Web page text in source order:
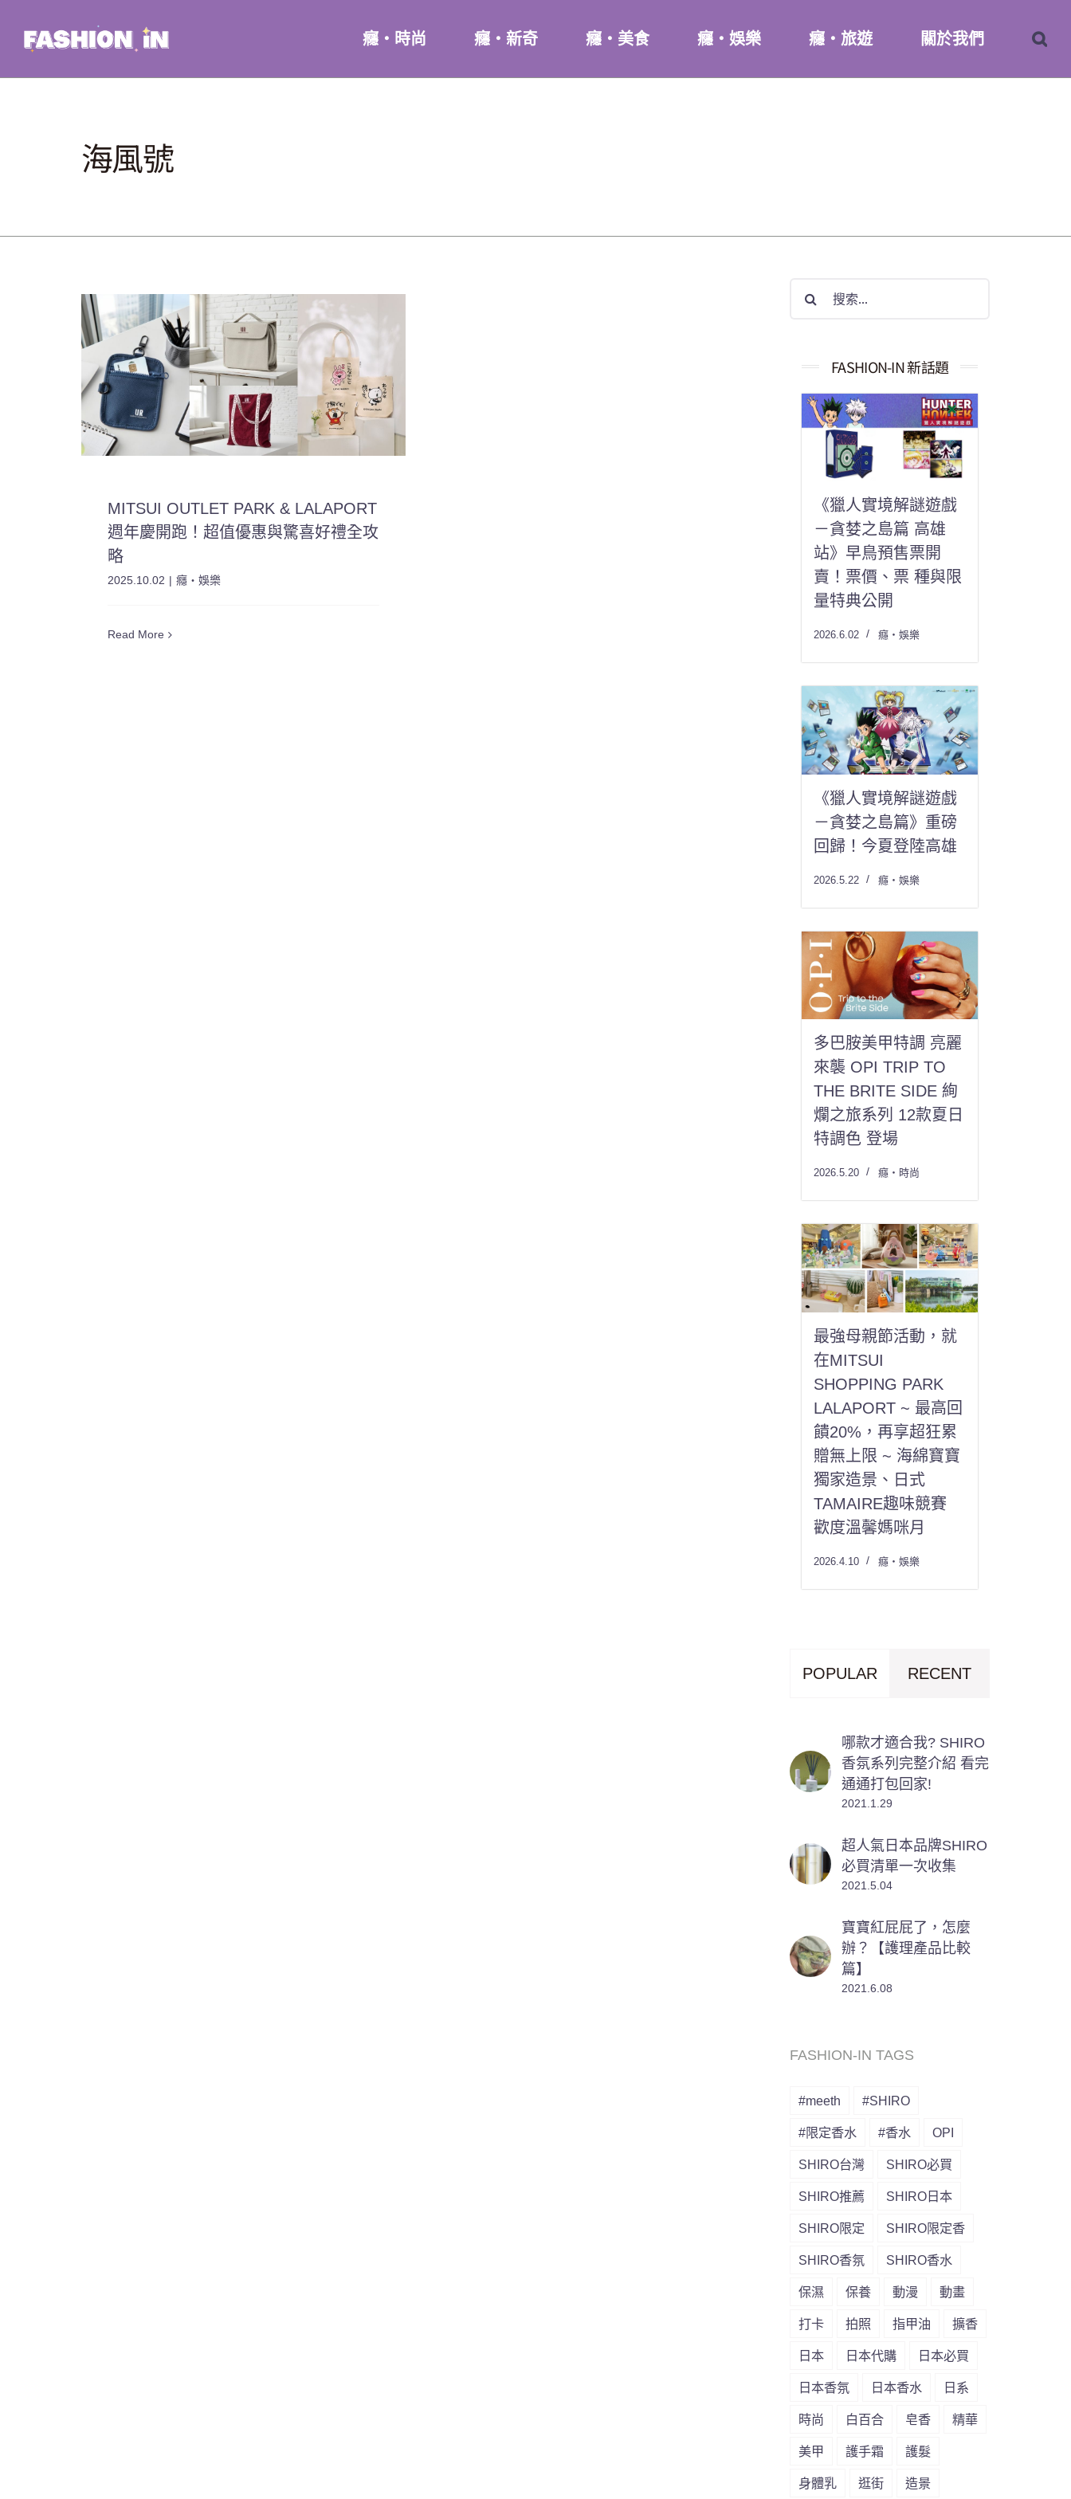
癮・時尚 癮・新奇 癮・美食 癮・娛樂 癮・旅遊 關於我們
海風號
MITSUI OUTLET PARK & LALAPORT
週年慶開跑！超值優惠與驚喜好禮全攻
略
2025.10.02 | 癮・娛樂
Read More
果：
FASHION-IN 新話題
《獵人實境解謎遊戲
－貪婪之島篇 高雄
站》早鳥預售票開
賣！票價、票 種與限
量特典公開
2026.6.02 癮・娛樂
《獵人實境解謎遊戲
－貪婪之島篇》重磅
回歸！今夏登陸高雄
2026.5.22 癮・娛樂
多巴胺美甲特調 亮麗
來襲 OPI TRIP TO
THE BRITE SIDE 絢
爛之旅系列 12款夏日
特調色 登場
2026.5.20 癮・時尚
最強母親節活動，就
在MITSUI
SHOPPING PARK
LALAPORT ~ 最高回
饋20%，再享超狂累
贈無上限 ~ 海綿寶寶
獨家造景、日式
TAMAIRE趣味競賽
歡度溫馨媽咪月
2026.4.10 癮・娛樂
POPULAR RECENT
哪款才適合我? SHIRO
香氛系列完整介紹 看完
通通打包回家!
2021.1.29
超人氣日本品牌SHIRO
必買清單一次收集
2021.5.04
寶寶紅屁屁了，怎麼
辦？【護理產品比較
篇】
2021.6.08
FASHION-IN TAGS
#meeth #SHIRO
#限定香水 #香水 OPI
SHIRO台灣 SHIRO必買
SHIRO推薦 SHIRO日本
SHIRO限定 SHIRO限定香
SHIRO香氛 SHIRO香水
保濕 保養 動漫 動畫
打卡 拍照 指甲油 擴香
日本 日本代購 日本必買
日本香氛 日本香水 日系
時尚 白百合 皂香 精華
美甲 護手霜 護髮
身體乳 逛街 造景